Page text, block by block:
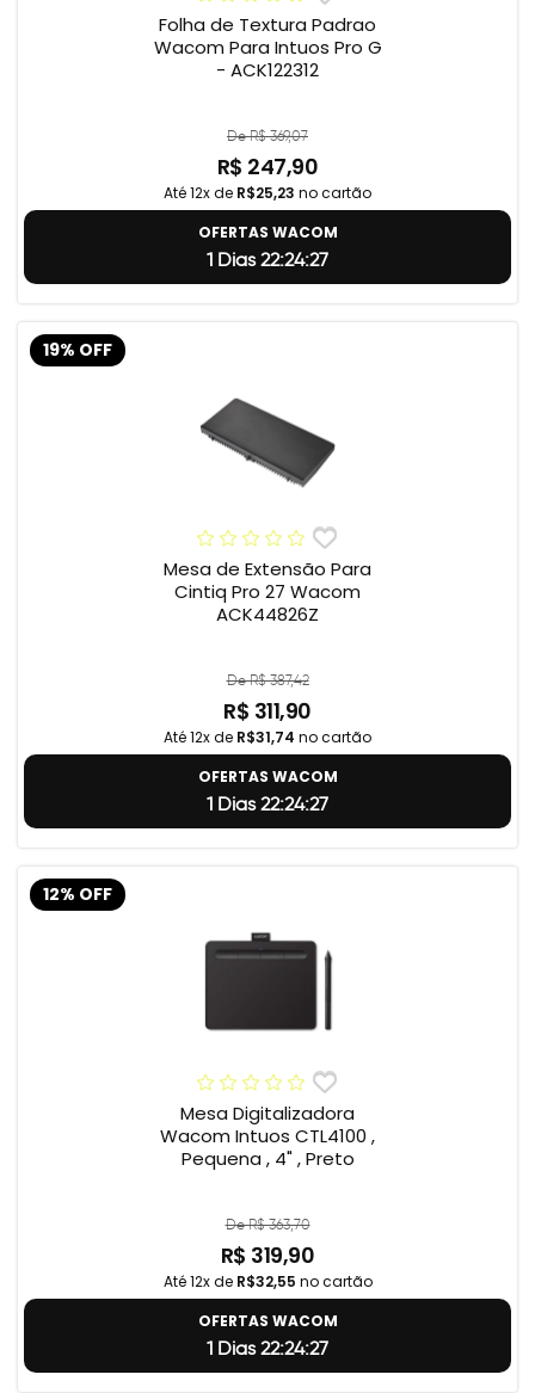
Folha de Textura Padrao
Wacom Para Intuos Pro G
- ACK122312
De R$ 369,07
R$ 247,90
Até 12x de R$25,23 no cartão
OFERTAS WACOM
1 Dias 22:24:26
19% OFF
Mesa de Extensão Para
Cintiq Pro 27 Wacom
ACK44826Z
De R$ 387,42
R$ 311,90
Até 12x de R$31,74 no cartão
OFERTAS WACOM
1 Dias 22:24:26
12% OFF
Mesa Digitalizadora
Wacom Intuos CTL4100 ,
Pequena , 4" , Preto
De R$ 363,70
R$ 319,90
Até 12x de R$32,55 no cartão
OFERTAS WACOM
1 Dias 22:24:26